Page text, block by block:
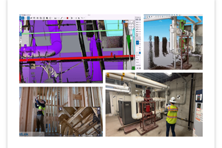
然而，當我們嘗試將Revit或Archicad的
BIM模型轉換為IFC格式並匯入Trimble
Connect時，常常會遇到模型資訊不完整以
及圖層資訊不見的問題。